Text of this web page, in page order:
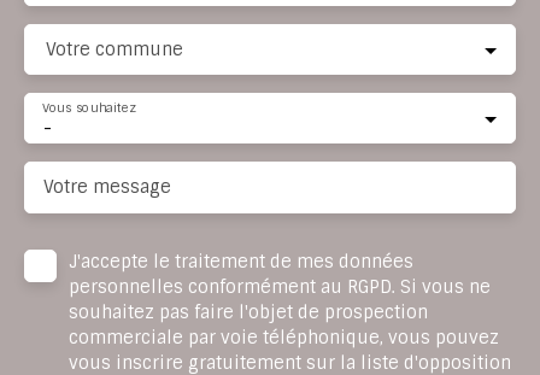
Votre commune
-
Vous souhaitez
Votre message
J'accepte le traitement de mes données
personnelles conformément au RGPD. Si vous ne
souhaitez pas faire l'objet de prospection
commerciale par voie téléphonique, vous pouvez
vous inscrire gratuitement sur la liste d'opposition